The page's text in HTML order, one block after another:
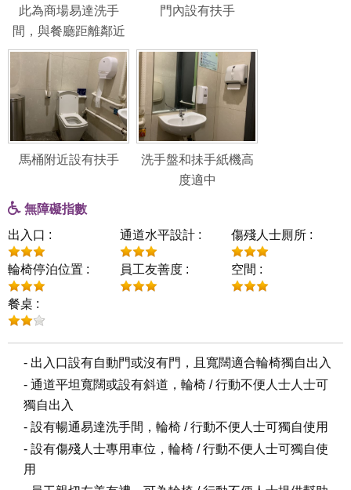
此為商場易達洗手
間，與餐廳距離鄰近
門內設有扶手
馬桶附近設有扶手
洗手盤和抺手紙機高
度適中
無障礙指數
出入口 :
通道水平設計 : 傷殘人士厠所 :
輪椅停泊位置 : 員工友善度 : 空間 :
餐桌 :
- 出入口設有自動門或沒有門，且寬闊適合輪椅獨自出入
- 通道平坦寬闊或設有斜道，輪椅 / 行動不便人士人士可
獨自出入
- 設有暢通易達洗手間，輪椅 / 行動不便人士可獨自使用
- 設有傷殘人士專用車位，輪椅 / 行動不便人士可獨自使
用